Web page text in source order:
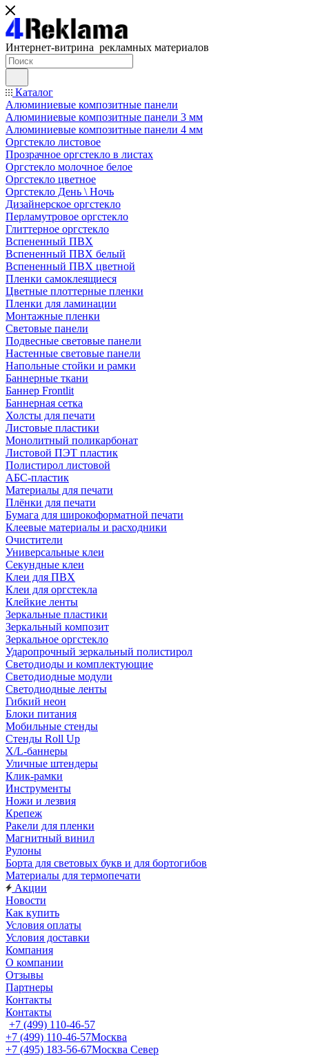
Интернет-витрина рекламных материалов
Каталог
Алюминиевые композитные панели
Алюминиевые композитные панели 3 мм
Алюминиевые композитные панели 4 мм
Оргстекло листовое
Прозрачное оргстекло в листах
Оргстекло молочное белое
Оргстекло цветное
Оргстекло День \ Ночь
Дизайнерское оргстекло
Перламутровое оргстекло
Глиттерное оргстекло
Вспененный ПВХ
Вспененный ПВХ белый
Вспененный ПВХ цветной
Пленки самоклеящиеся
Цветные плоттерные пленки
Пленки для ламинации
Монтажные пленки
Световые панели
Подвесные световые панели
Настенные световые панели
Напольные стойки и рамки
Баннерные ткани
Баннер Frontlit
Баннерная сетка
Холсты для печати
Листовые пластики
Монолитный поликарбонат
Листовой ПЭТ пластик
Полистирол листовой
АБС-пластик
Материалы для печати
Плёнки для печати
Бумага для широкоформатной печати
Клеевые материалы и расходники
Очистители
Универсальные клеи
Секундные клеи
Клеи для ПВХ
Клеи для оргстекла
Клейкие ленты
Зеркальные пластики
Зеркальный композит
Зеркальное оргстекло
Ударопрочный зеркальный полистирол
Светодиоды и комплектующие
Светодиодные модули
Светодиодные ленты
Гибкий неон
Блоки питания
Мобильные стенды
Стенды Roll Up
X/L-баннеры
Уличные штендеры
Клик-рамки
Инструменты
Ножи и лезвия
Крепеж
Ракели для пленки
Магнитный винил
Рулоны
Борта для световых букв и для бортогибов
Материалы для термопечати
Акции
Новости
Как купить
Условия оплаты
Условия доставки
Компания
О компании
Отзывы
Партнеры
Контакты
Контакты
+7 (499) 110-46-57
+7 (499) 110-46-57Москва
+7 (495) 183-56-67Москва Север